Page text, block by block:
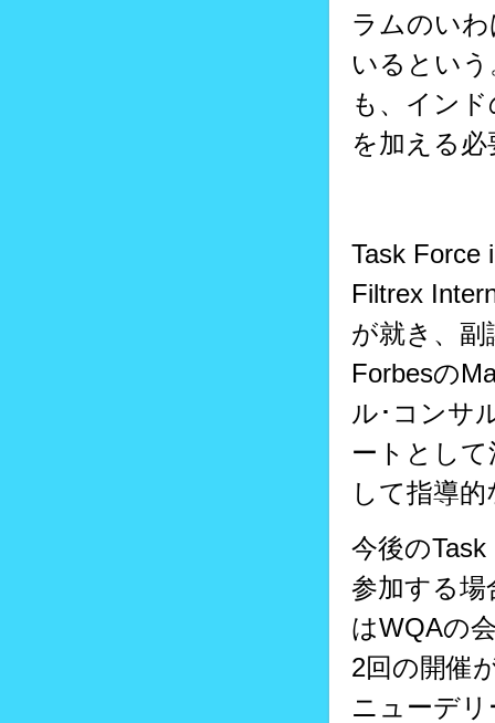
ラムのい
いるとい
も、イン
を加える
Task Force
Filtrex
が就き、副
Forbesの
ル･コンサ
ートとして
して指導
今後の
参加する場
はWQAの
2回の開催
ニューデ